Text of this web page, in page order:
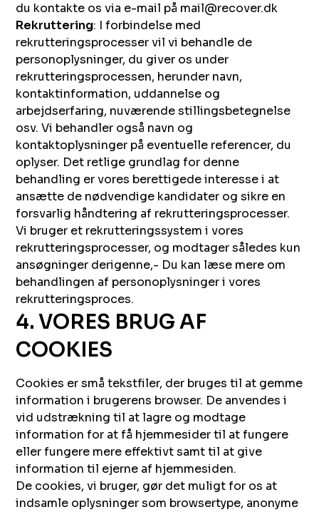
du kontakte os via e-mail på mail@recover.dk
Rekruttering: I forbindelse med
rekrutteringsprocesser vil vi behandle de
personoplysninger, du giver os under
rekrutteringsprocessen, herunder navn,
kontaktinformation, uddannelse og
arbejdserfaring, nuværende stillingsbetegnelse
osv. Vi behandler også navn og
kontaktoplysninger på eventuelle referencer, du
oplyser. Det retlige grundlag for denne
behandling er vores berettigede interesse i at
ansætte de nødvendige kandidater og sikre en
forsvarlig håndtering af rekrutteringsprocesser.
Vi bruger et rekrutteringssystem i vores
rekrutteringsprocesser, og modtager således kun
ansøgninger derigenne,- Du kan læse mere om
behandlingen af personoplysninger i vores
rekrutteringsproces.
4. VORES BRUG AF
COOKIES
Cookies er små tekstfiler, der bruges til at gemme
information i brugerens browser. De anvendes i
vid udstrækning til at lagre og modtage
information for at få hjemmesider til at fungere
eller fungere mere effektivt samt til at give
information til ejerne af hjemmesiden.
De cookies, vi bruger, gør det muligt for os at
indsamle oplysninger som browsertype, anonyme